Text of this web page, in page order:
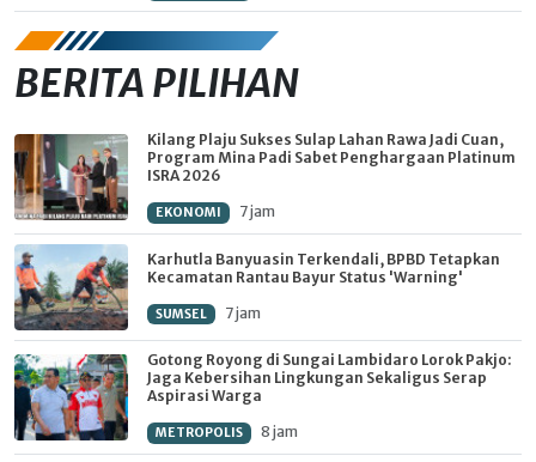
BERITA PILIHAN
Kilang Plaju Sukses Sulap Lahan Rawa Jadi Cuan,
Program Mina Padi Sabet Penghargaan Platinum
ISRA 2026
EKONOMI 7 jam
Karhutla Banyuasin Terkendali, BPBD Tetapkan
Kecamatan Rantau Bayur Status 'Warning'
SUMSEL 7 jam
Gotong Royong di Sungai Lambidaro Lorok Pakjo:
Jaga Kebersihan Lingkungan Sekaligus Serap
Aspirasi Warga
METROPOLIS 8 jam